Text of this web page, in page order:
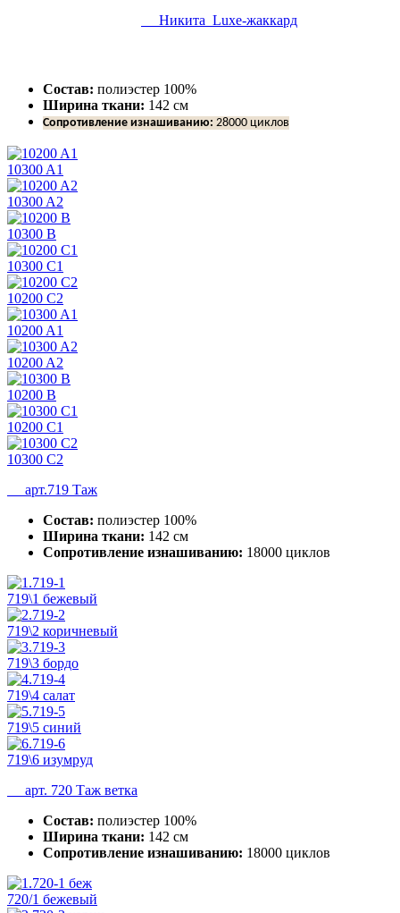
Никита Luxe-жаккард
Состав: полиэстер 100%
Ширина ткани: 142 см
Сопротивление изнашиванию: 28000 циклов
10300 A1
10300 A2
10300 B
10300 C1
10200 C2
10200 A1
10200 A2
10200 B
10200 C1
10300 C2
арт.719 Таж
Состав: полиэстер 100%
Ширина ткани: 142 см
Сопротивление изнашиванию: 18000 циклов
719\1 бежевый
719\2 коричневый
719\3 бордо
719\4 салат
719\5 синий
719\6 изумруд
арт. 720 Таж ветка
Состав: полиэстер 100%
Ширина ткани: 142 см
Сопротивление изнашиванию: 18000 циклов
720/1 бежевый